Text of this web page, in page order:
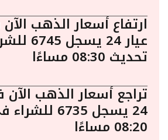
ارتفاع أسعار الذهب
عيار 24
تحديث 08:30 مساءًا
تراجع أسعار الذهب
24 يسجل 6735
08:20 مساءًا